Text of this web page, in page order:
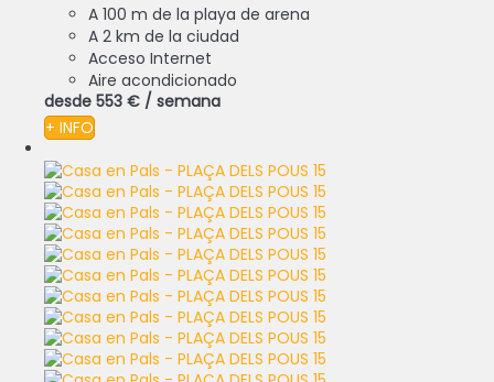
A 100 m de la playa de arena
A 2 km de la ciudad
Acceso Internet
Aire acondicionado
desde 553 € / semana
+ INFO